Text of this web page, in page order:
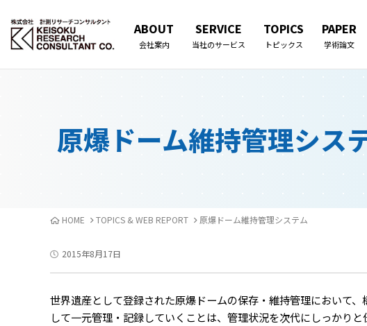
ABOUT
会社案内
会社
SERVICE
当社のサービス
TOPICS
トピックス
PAPER
学術論文
原爆ドーム維持管理シス
HOME TOPICS & WEB REPORT 原爆ドーム維持管理システム
2015年8月17日
世界遺産として登録された原爆ドームの保存・維持管理において
して一元管理・記録していくことは、管理状況を次代にしっかりと